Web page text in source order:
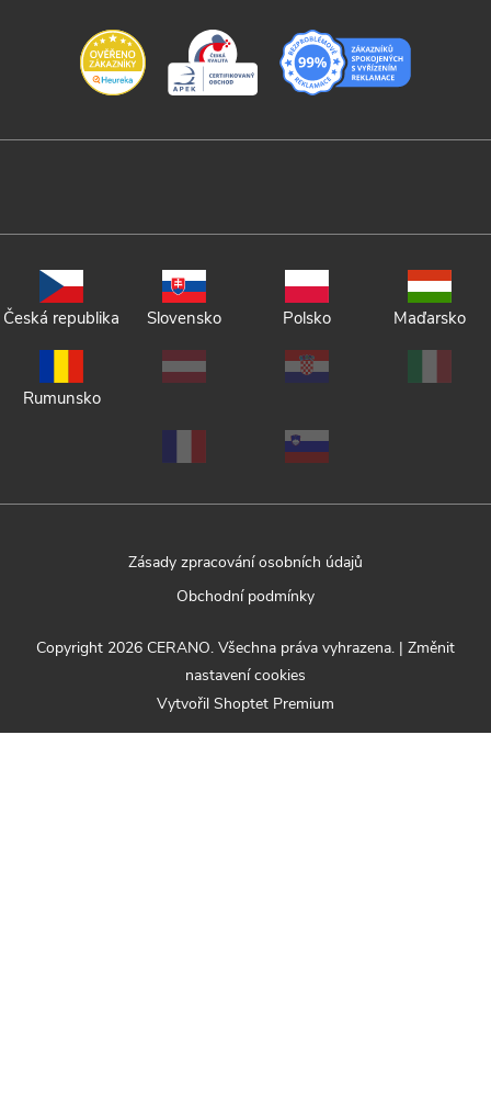
Česká republika Slovensko Polsko Maďarsko
Rumunsko
Zásady zpracování osobních údajů
Obchodní podmínky
Vytvořil Shoptet Premium
Copyright 2026 CERANO. Všechna práva vyhrazena. | Změnit
nastavení cookies